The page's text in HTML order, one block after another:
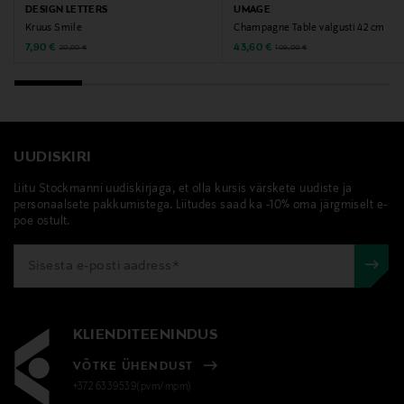
DESIGN LETTERS
Kruus Smile
Discounted Price
7,90 € Original Price
20,00 €
UMAGE
Champagne Table valgusti 42 cm
Discounted Price
43,60 € Original Price
109,00 €
UUDISKIRI
Liitu Stockmanni uudiskirjaga, et olla kursis värskete uudiste ja
personaalsete pakkumistega. Liitudes saad ka -10% oma järgmiselt e-
poe ostult.
KLIENDITEENINDUS
VÕTKE ÜHENDUST
+372 6339539(pvm/mpm)